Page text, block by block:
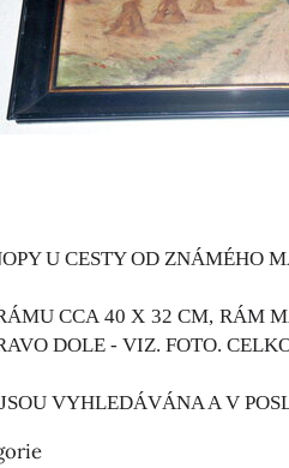
U CESTY OD ZNÁMÉHO
CCA 40 X 32 CM, RÁM
DOLE - VIZ. FOTO.
VYHLEDÁVÁNA A V